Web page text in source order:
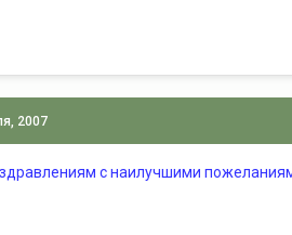
2007
с наилучшими